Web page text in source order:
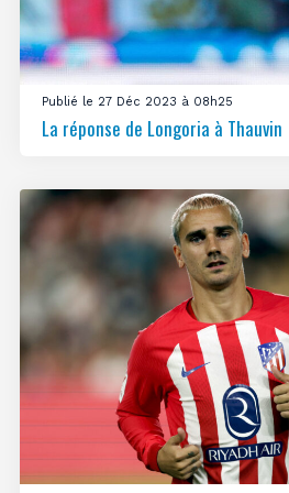
Publié le 27 Déc 2023 à 08h25
La réponse de Longoria à Thauvin